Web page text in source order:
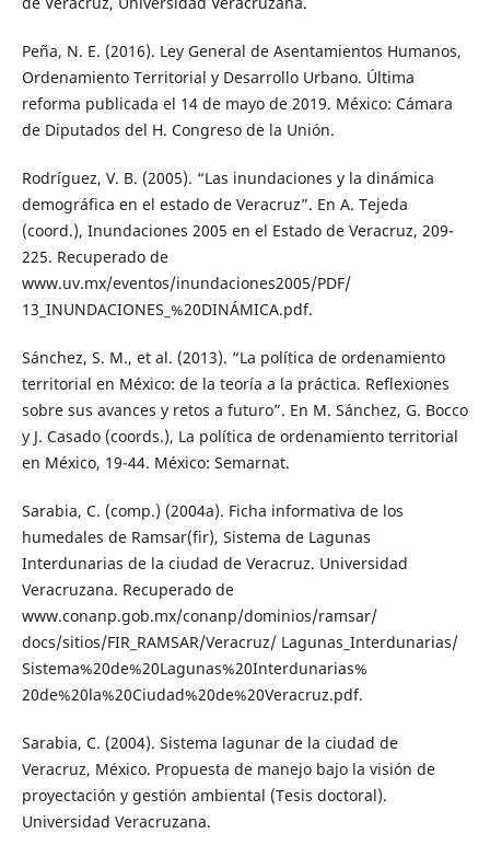
Peña, N. E. (2016). Ley General de Asentamientos Humanos,
Ordenamiento Territorial y Desarrollo Urbano. Última
reforma publicada el 14 de mayo de 2019. México: Cámara
de Diputados del H. Congreso de la Unión.
Rodríguez, V. B. (2005). “Las inundaciones y la dinámica
demográfica en el estado de Veracruz”. En A. Tejeda
(coord.), Inundaciones 2005 en el Estado de Veracruz, 209-
225. Recuperado de
www.uv.mx/eventos/inundaciones2005/PDF/
13_INUNDACIONES_%20DINÁMICA.pdf.
Sánchez, S. M., et al. (2013). “La política de ordenamiento
territorial en México: de la teoría a la práctica. Reflexiones
sobre sus avances y retos a futuro”. En M. Sánchez, G. Bocco
y J. Casado (coords.), La política de ordenamiento territorial
en México, 19-44. México: Semarnat.
Sarabia, C. (comp.) (2004a). Ficha informativa de los
humedales de Ramsar(fir), Sistema de Lagunas
Interdunarias de la ciudad de Veracruz. Universidad
Veracruzana. Recuperado de
www.conanp.gob.mx/conanp/dominios/ramsar/
docs/sitios/FIR_RAMSAR/Veracruz/ Lagunas_Interdunarias/
Sistema%20de%20Lagunas%20Interdunarias%
20de%20la%20Ciudad%20de%20Veracruz.pdf.
Sarabia, C. (2004). Sistema lagunar de la ciudad de
Veracruz, México. Propuesta de manejo bajo la visión de
proyectación y gestión ambiental (Tesis doctoral).
Universidad Veracruzana.